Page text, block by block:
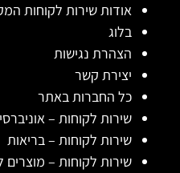
אודות שירות לקוחות
בלוג
הצהרת נגישות
יצירת קשר
כל החברות באתר
שירות לקוחות –
שירות לקוחות – בריאות
שירות לקוחות – מוצרים